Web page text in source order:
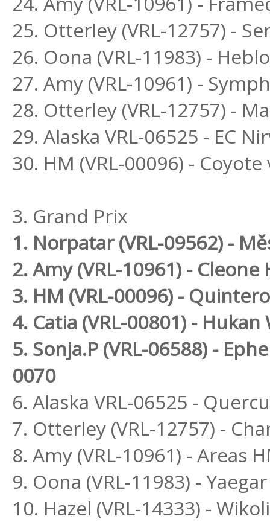
25. Otterley (VRL-12757) -
26. Oona (VRL-11983) -
27. Amy (VRL-10961) -
28. Otterley (VRL-12757) -
29. Alaska VRL-06525 - EC
30. HM (VRL-00096) -
3. Grand Prix
1. Norpatar (VRL-09562) -
2. Amy (VRL-10961) -
3. HM (VRL-00096) - Quintero
4. Catia (VRL-00801) -
5. Sonja.P (VRL-06588) -
0070
6. Alaska VRL-06525 -
7. Otterley (VRL-12757) -
8. Amy (VRL-10961) - Areas
9. Oona (VRL-11983) - Yaegar
10. Hazel (VRL-14333) -